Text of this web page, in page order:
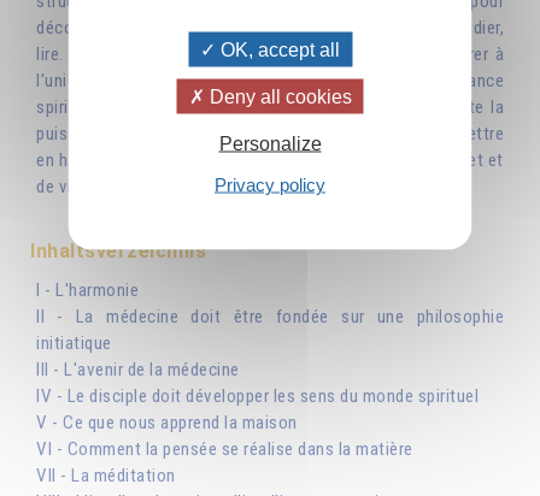
découvrir les secrets de la création, il faut chercher, étudier,
lire. Non, pour connaître l'univers il faut apprendre à vibrer à
l'unisson avec lui grâce aux organes de la connaissance
spirituelle: le plexus solaire, le centre Hara, l'aura... Toute la
puissance du spiritualiste est dans sa volonté de se mettre
en harmonie avec le corps universel, d'atteindre le sommet et
de vivre la vie cosmique. »
Inhaltsverzeichnis
I - L'harmonie
II - La médecine doit être fondée sur une philosophie
initiatique
III - L'avenir de la médecine
IV - Le disciple doit développer les sens du monde spirituel
V - Ce que nous apprend la maison
VI - Comment la pensée se réalise dans la matière
VII - La méditation
OK, accept all
Deny all cookies
Personalize
Privacy policy